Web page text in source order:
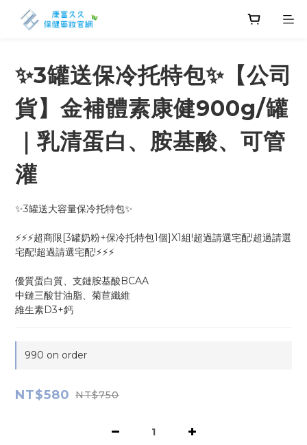
✨3罐送保冷托特包✨【公司
貨】金補體素康健900g/罐
｜乳清蛋白、胺基酸、可管
灌
✨3罐送大容量保冷托特包✨
⚡⚡⚡超商限[3罐奶粉+保冷托特包1個]X1組!超過請選宅配!超過請選
宅配!超過請選宅配!⚡⚡⚡
優質蛋白質、支鏈胺基酸BCAA
中鏈三酸甘油脂、菊苣纖維
維生素D3+鈣
990 on order
NT$580 NT$750